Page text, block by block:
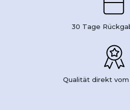
30 Tage
Qualität direkt